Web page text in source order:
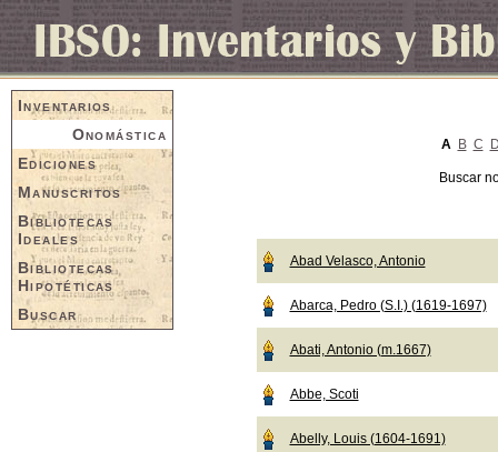
Inventarios
Onomástica
Ediciones
Manuscritos
Bibliotecas
Ideales
Bibliotecas
Hipotéticas
Buscar
A B C
Buscar
Abad Velasco, Antonio
Abarca, Pedro (S.I.) (1619-1697)
Abati, Antonio (m.1667)
Abbe, Scoti
Abelly, Louis (1604-1691)